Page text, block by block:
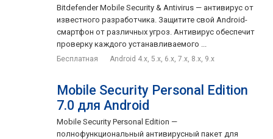
Bitdefender Mobile Security & Antivirus — антивирус от
известного разработчика. Защитите свой Android-
смартфон от различных угроз. Антивирус обеспечит
проверку каждого устанавливаемого ...
Бесплатная Android 4.x, 5.x, 6.x, 7.x, 8.x, 9.x
Mobile Security Personal Edition
7.0 для Android
Mobile Security Personal Edition —
полнофункциональный антивирусный пакет для